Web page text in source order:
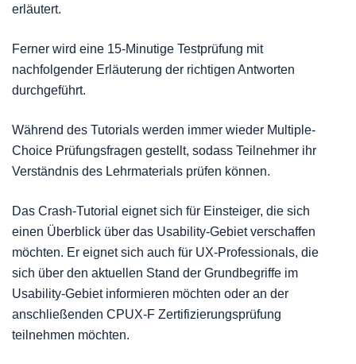
erläutert.
Ferner wird eine 15-Minutige Testprüfung mit
nachfolgender Erläuterung der richtigen Antworten
durchgeführt.
Während des Tutorials werden immer wieder Multiple-
Choice Prüfungsfragen gestellt, sodass Teilnehmer ihr
Verständnis des Lehrmaterials prüfen können.
Das Crash-Tutorial eignet sich für Einsteiger, die sich
einen Überblick über das Usability-Gebiet verschaffen
möchten. Er eignet sich auch für UX-Professionals, die
sich über den aktuellen Stand der Grundbegriffe im
Usability-Gebiet informieren möchten oder an der
anschließenden CPUX-F Zertifizierungsprüfung
teilnehmen möchten.